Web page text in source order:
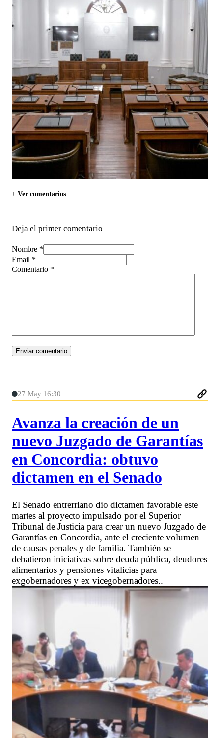
+ Ver comentarios
Deja el primer comentario
Nombre *
Email *
Comentario *
27 May 16:30
Avanza la creación de un
nuevo Juzgado de Garantías
en Concordia: obtuvo
dictamen en el Senado
El Senado entrerriano dio dictamen favorable este
martes al proyecto impulsado por el Superior
Tribunal de Justicia para crear un nuevo Juzgado de
Garantías en Concordia, ante el creciente volumen
de causas penales y de familia. También se
debatieron iniciativas sobre deuda pública, deudores
alimentarios y pensiones vitalicias para
exgobernadores y ex vicegobernadores..